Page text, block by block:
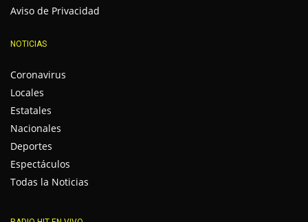
Aviso de Privacidad
NOTICIAS
Coronavirus
Locales
Estatales
Nacionales
Deportes
Espectáculos
Todas la Noticias